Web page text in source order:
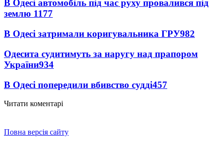
В Одесі автомобіль під час руху провалився під
землю 1177
В Одесі затримали коригувальника ГРУ982
Одесита судитимуть за наругу над прапором
України934
В Одесі попередили вбивство судді457
Читати коментарі
Повна версія сайту